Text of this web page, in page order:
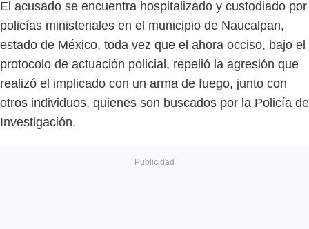
El acusado se encuentra hospitalizado y custodiado por
policías ministeriales en el municipio de Naucalpan,
estado de México, toda vez que el ahora occiso, bajo el
protocolo de actuación policial, repelió la agresión que
realizó el implicado con un arma de fuego, junto con
otros individuos, quienes son buscados por la Policía de
Investigación.